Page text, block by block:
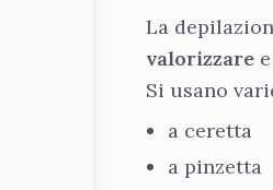
La
valorizzare e
Si usano
a ceretta
a pinzetta